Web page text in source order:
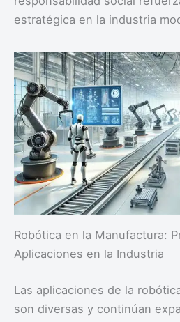
estratégica en la industria
Robótica en la Manufactura:
Aplicaciones en la Industria
Las aplicaciones de la
son diversas y continúan